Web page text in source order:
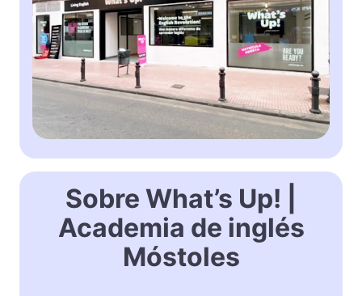
Sobre What’s Up! |
Academia de inglés
Móstoles